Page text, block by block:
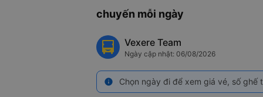
chuyến mỗi ngày
Vexere Team
Ngày cập nhật: 06/08/2026
info Chọn ngày đi để xem giá vé, số